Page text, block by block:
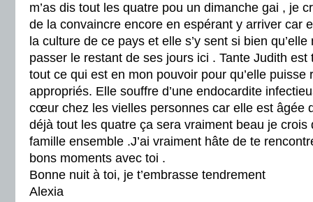
m’as dis tout les quatre pou un dimanche gai , je
de la convaincre encore en espérant y arriver car
la culture de ce pays et elle s’y sent si bien qu’elle
passer le restant de ses jours ici . Tante Judith
tout ce qui est en mon pouvoir pour qu’elle puisse
appropriés. Elle souffre d’une endocardite
cœur chez les vielles personnes car elle est âgée
déjà tout les quatre ça sera vraiment beau je crois
famille ensemble .J’ai vraiment hâte de te
bons moments avec toi .
Bonne nuit à toi, je t’embrasse tendrement
Alexia